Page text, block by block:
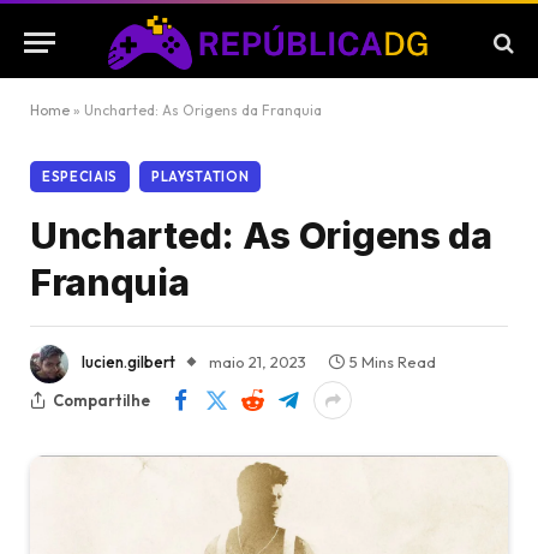
Home » Uncharted: As Origens da Franquia
ESPECIAIS PLAYSTATION
Uncharted: As Origens da
Franquia
lucien.gilbert maio 21, 2023
5 Mins Read
Compartilhe